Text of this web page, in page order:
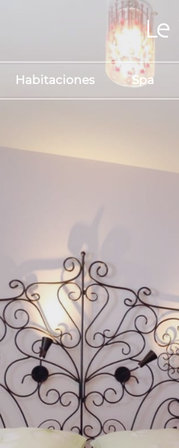
Le
Habitaciones Spa